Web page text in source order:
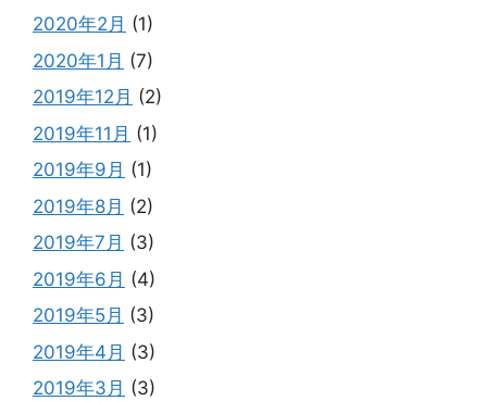
2020年2月 (1)
2020年1月 (7)
2019年12月 (2)
2019年11月 (1)
2019年9月 (1)
2019年8月 (2)
2019年7月 (3)
2019年6月 (4)
2019年5月 (3)
2019年4月 (3)
2019年3月 (3)